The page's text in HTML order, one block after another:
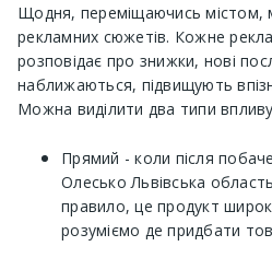
Щодня, переміщаючись містом,
рекламних сюжетів. Кожне
розповідає про знижки, нові
наближаються, підвищують
Можна виділити два типи
Прямий - коли після
Олесько Львівська
правило, це продукт
розуміємо де придбати